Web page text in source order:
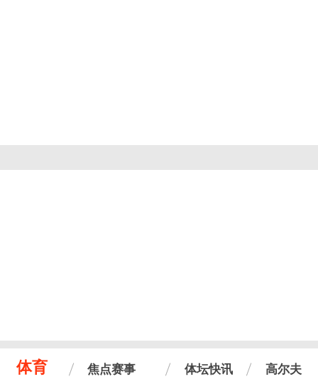
体育 焦点赛事 体坛快讯 高尔夫